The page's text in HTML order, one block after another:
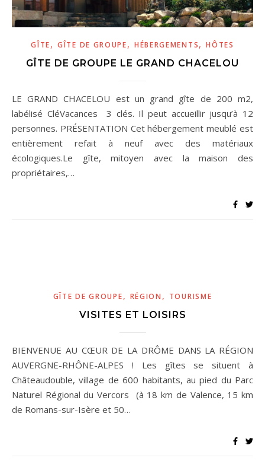
GÎTE,GÎTE DE GROUPE, HÉBERGEMENTS,HÔTES
GÎTE DE GROUPE LE GRAND CHACELOU
LE GRAND CHACELOU est un grand gîte de 200 m2,
labélisé CléVacances 3 clés. Il peut accueillir jusqu’à 12
personnes. PRÉSENTATION Cet hébergement meublé est
entièrement refait à neuf avec des matériaux
écologiques.Le gîte, mitoyen avec la maison des
propriétaires,…
GÎTE DE GROUPE, RÉGION , TOURISME
VISITES ET LOISIRS
BIENVENUE AU CŒUR DE LA DRÔME DANS LA RÉGION
AUVERGNE-RHÔNE-ALPES ! Les gîtes se situent à
Châteaudouble, village de 600 habitants, au pied du Parc
Naturel Régional du Vercors (à 18 km de Valence, 15 km
de Romans-sur-Isère et 50…